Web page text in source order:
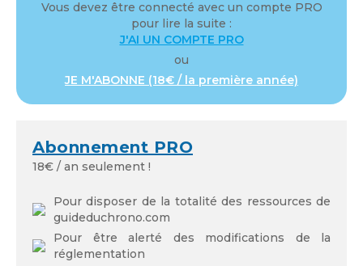
Vous devez être connecté avec un compte PRO
pour lire la suite :
J'AI UN COMPTE PRO
ou
JE M'ABONNE (18€ / la première année)
Abonnement PRO
18€ / an seulement !
Pour disposer de la totalité des ressources de
guideduchrono.com
Pour être alerté des modifications de la
réglementation
Mot de passe oublié